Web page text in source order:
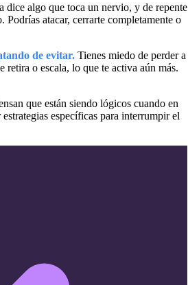
dice algo que toca un nervio, y de repente
atacar, cerrarte completamente o
de evitar. Tienes miedo de perder a
retira o escala, lo que te activa aún más.
que están siendo lógicos cuando en
específicas para interrumpir el